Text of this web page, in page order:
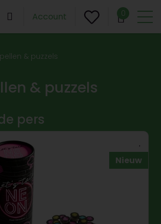
Account 0
& puzzels
& puzzels
pers
Nieuw